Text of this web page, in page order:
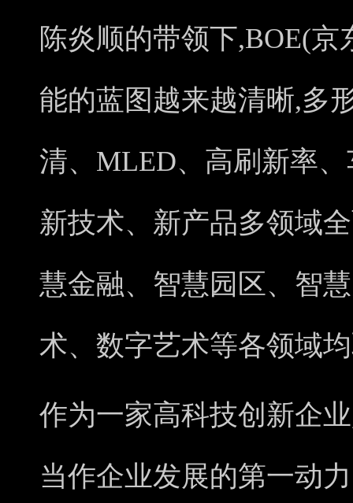
陈炎顺的带领下,BOE(
能的蓝图越来越清晰,多
清、MLED、高刷新率
新技术、新产品多领域
慧金融、智慧园区、智
术、数字艺术等各领域
作为一家高科技创新企
当作企业发展的第一动